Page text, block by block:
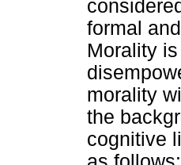
formal
Morality
morality
the
cognitive